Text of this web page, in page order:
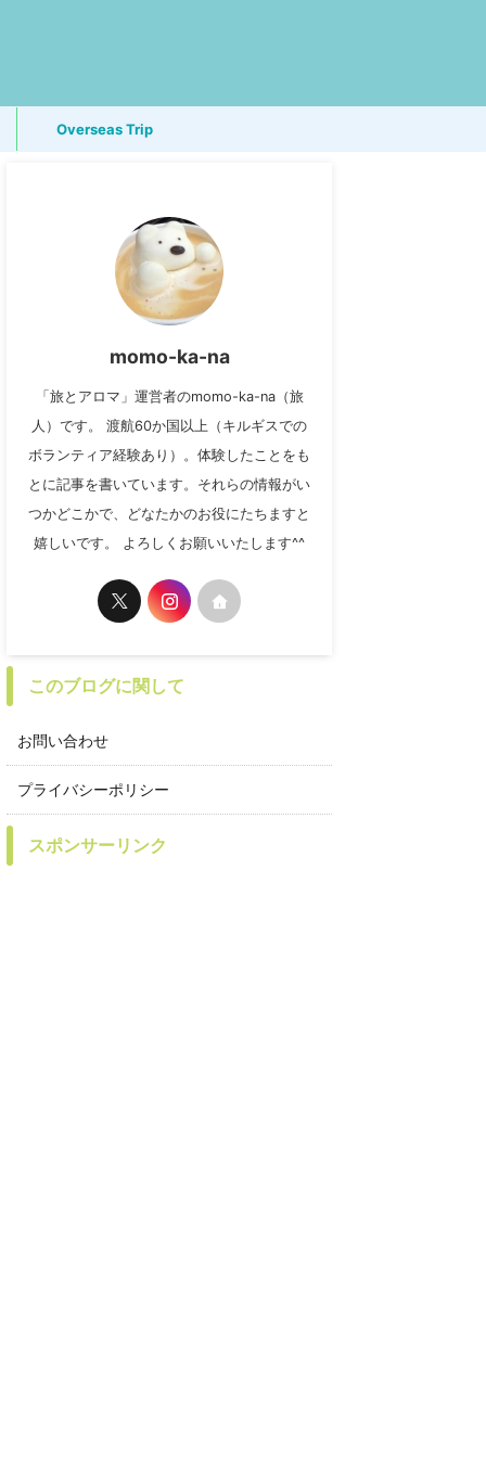
Overseas Trip
momo-ka-na
「旅とアロマ」運営者のmomo-ka-na（旅
人）です。 渡航60か国以上（キルギスでの
ボランティア経験あり）。体験したことをも
とに記事を書いています。それらの情報がい
つかどこかで、どなたかのお役にたちますと
嬉しいです。 よろしくお願いいたします^^
このブログに関して
お問い合わせ
プライバシーポリシー
スポンサーリンク